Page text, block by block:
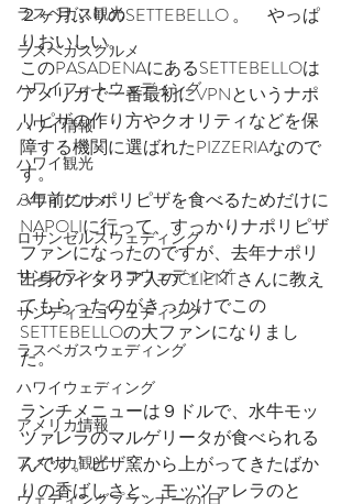
ラスベガス観光
ラスベガスグルメ
ハワイフォトウェディング
ハワイ情報
ハワイ観光
ハワイグルメ
ロサンゼルスウェディング
サンフランシスコウェディング
サンディエゴウェディング
ラスベガスウェディング
ハワイウェディング
アメリカ情報
アメリカ観光
ウェディングプランナーの1日
２ヶ月ぶりのSETTEBELLO 。　やっぱ
りおいしい。
このPASADENAにあるSETTEBELLOは
アメリカで一番最初にVPNというナポ
リピザの作り方やクオリティなどを保
障する機関に選ばれたPIZZERIAなので
す。
3年前にナポリピザを食べるためだけに
NAPOLIに行って、すっかりナポリピザ
ファンになったのですが、去年ナポリ
出身のイタリア人のCLIENTさんに教え
てもらったのがきっかけでこの
SETTEBELLOの大ファンになりまし
た。
ランチメニューは９ドルで、水牛モッ
ツァレラのマルゲリータが食べられる
んです。ピザ窯から上がってきたばか
りの香ばしさと、モッツァレラのと